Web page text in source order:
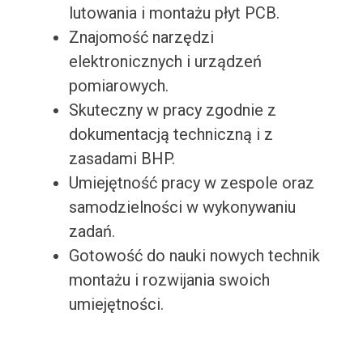
lutowania i montażu płyt PCB.
Znajomość narzędzi
elektronicznych i urządzeń
pomiarowych.
Skuteczny w pracy zgodnie z
dokumentacją techniczną i z
zasadami BHP.
Umiejętność pracy w zespole oraz
samodzielności w wykonywaniu
zadań.
Gotowość do nauki nowych technik
montażu i rozwijania swoich
umiejętności.